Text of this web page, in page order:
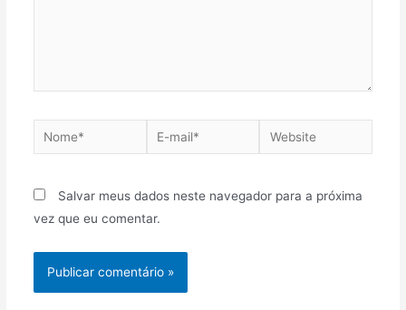
Nome*
E-
mail*
Website
Salvar meus dados neste navegador para a próxima
vez que eu comentar.